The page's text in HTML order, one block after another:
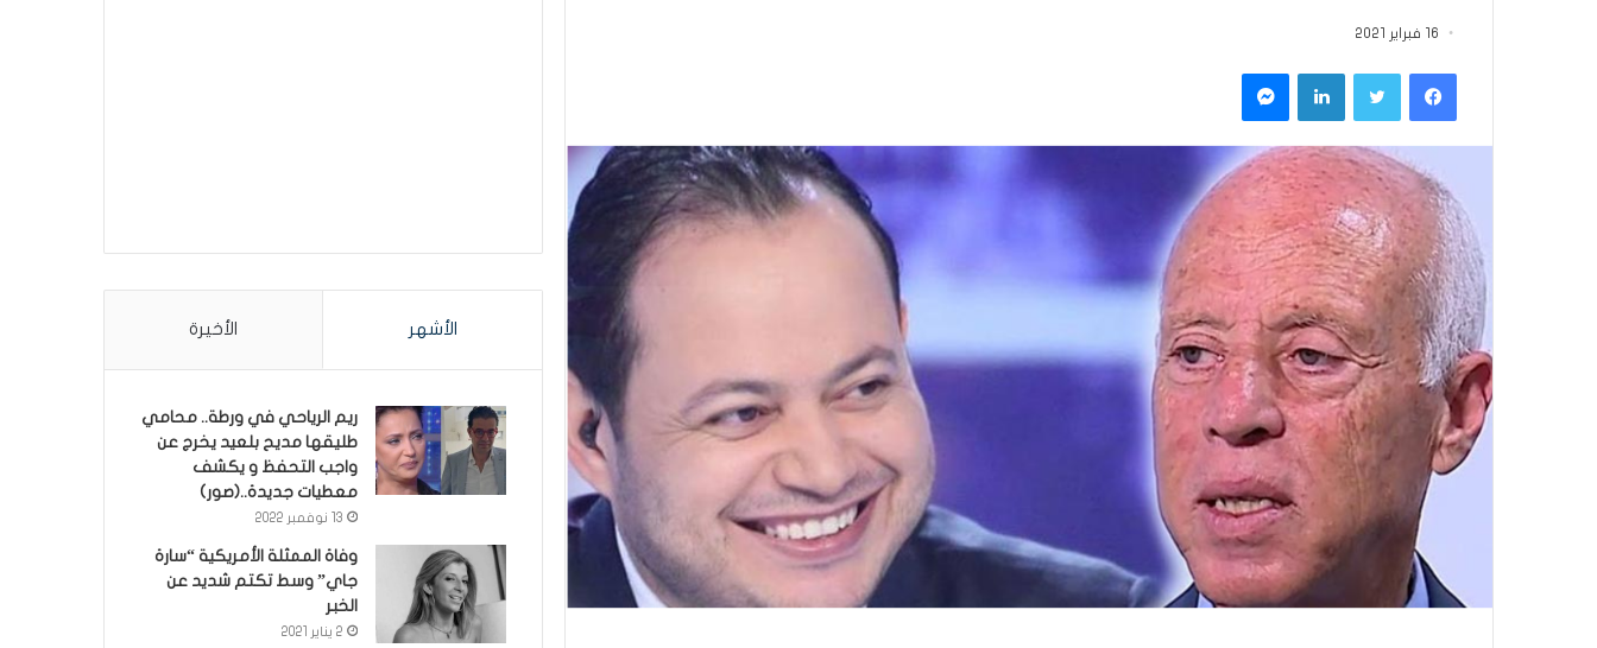
16 فبراير 2021
فيسبوكتويتر لينكدإن ماسنجر
الأشهر الأخيرة
ريم الرياحي في ورطة.. محامي
طليقها مديح بلعيد يخرج عن
واجب التحفظ و يكشف
معطيات جديدة..(صور)
13 نوفمبر 2022
وفاة الممثلة الأمريكية “سارة
جاي” وسط تكتم شديد عن
الخبر
2 يناير 2021